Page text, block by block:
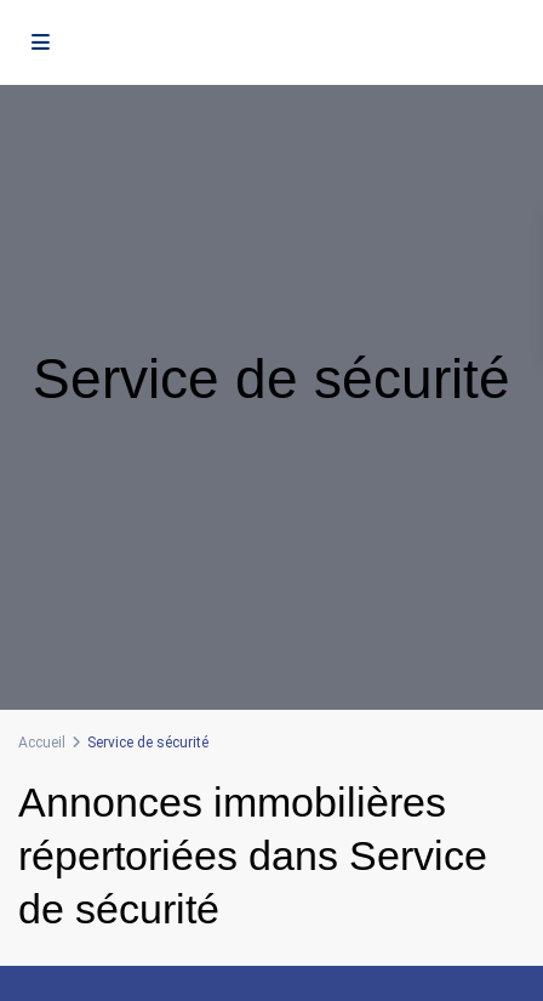
Service de sécurité
Accueil Service de sécurité
Annonces immobilières
répertoriées dans Service
de sécurité